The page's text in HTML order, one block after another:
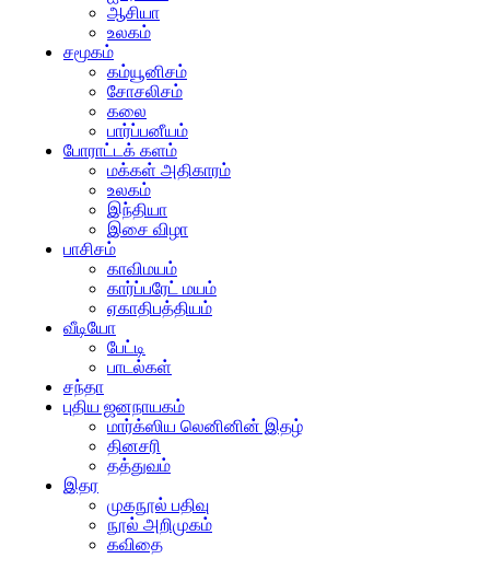
ஆசியா
உலகம்
சமூகம்
கம்யூனிசம்
சோசலிசம்
கலை
பார்ப்பனீயம்
போராட்டக் களம்
மக்கள் அதிகாரம்
உலகம்
இந்தியா
இசை விழா
பாசிசம்
காவிமயம்
கார்ப்பரேட் மயம்
ஏகாதிபத்தியம்
வீடியோ
பேட்டி
பாடல்கள்
சந்தா
புதிய ஜனநாயகம்
மார்க்ஸிய லெனினின் இதழ்
தினசரி
தத்துவம்
இதர
முகநூல் பதிவு
நூல் அறிமுகம்
கவிதை